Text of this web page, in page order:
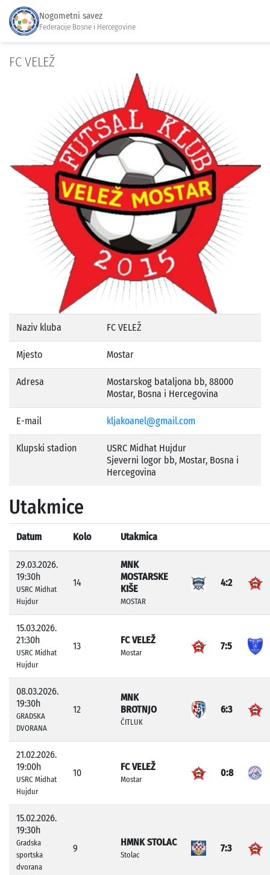
Nogometni savez
Federacije Bosne i Hercegovine
FC VELEŽ
Naziv kluba FC VELEŽ
Mjesto Mostar
Adresa
Mostarskog bataljona bb, 88000
Mostar, Bosna i Hercegovina
E-mail kljakoanel@gmail.com
Klupski stadion
USRC Midhat Hujdur
Sjeverni logor bb, Mostar, Bosna i
Hercegovina
Utakmice
Datum Kolo Utakmica
29.03.2026.
19:30h
USRC Midhat
Hujdur
14
MNK
MOSTARSKE
KIŠE
MOSTAR
4:2
15.03.2026.
21:30h
USRC Midhat
Hujdur
13
FC VELEŽ
Mostar
7:5
08.03.2026.
19:30h
GRADSKA
DVORANA
12
MNK
BROTNJO
ČITLUK
6:3
21.02.2026.
19:00h
USRC Midhat
Hujdur
10
FC VELEŽ
Mostar
0:8
15.02.2026.
19:30h
Gradska
sportska
dvorana
9
HMNK STOLAC
Stolac
7:3